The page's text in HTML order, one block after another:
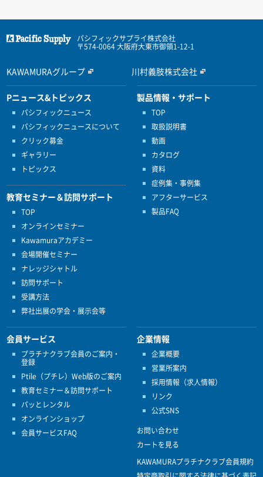
パシフィックサプライ株式会社
〒574-0064 大阪府大東市御領1-12-1
KAWAMURAグループ 川村義肢株式会社
Pニュース&トピックス
パシフィックニュース
パシフィックニュースについて
クリック募金
ギャラリー
トピックス
教育セミナー＆訪問サポート
TOP
オンラインセミナー
Kawamuraアカデミー
会場開催セミナー
ナレッジシャトル
訪問サポート
受講方法
弊社出展の学会・展示会等
製品情報・サポート
TOP
取扱説明書
動画
カタログ
資料
症例集・事例集
アフターサービス
製品FAQ
会員サービス
プラチナクラブ会員のご案内・
登録
Ptile（プチレ）Web版のご案内
教育セミナー＆訪問サポート
パッとレンタル
オンラインショップ
会員サービスFAQ
企業情報
企業概要
営業所案内
採用情報（求人情報）
リンク
公式SNS
お問い合わせ
カートを見る
KAWAMURAプラチナクラブ会員規約